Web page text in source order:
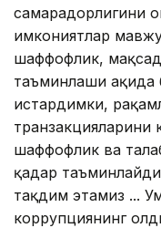
самарадорлигини
имкониятлар
шаффофлик,
таъминлаши
истардимки,
транзакцияларини
шаффофлик ва
қадар
тақдим этамиз ...
коррупциянинг